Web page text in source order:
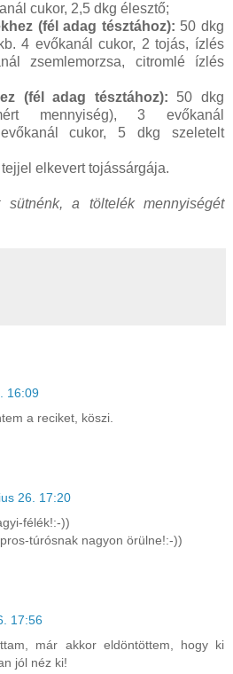
cukor, 2,5 dkg élesztő;
(fél adag tésztához): 50 dkg
4 evőkanál cukor, 2 tojás, ízlés
zsemlemorzsa, citromlé ízlés
(fél adag tésztához): 50 dkg
mennyiség), 3 evőkanál
cukor, 5 dkg szeletelt
tejjel elkevert tojássárgája.
a töltelék mennyiségét
16:09
a reciket, köszi.
26. 17:20
félék!:-))
túrósnak nagyon örülne!:-))
17:56
már akkor eldöntöttem, hogy ki
jól néz ki!